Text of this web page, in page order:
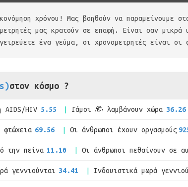
χρόνου! Μας βοηθούν να παραμείνουμε
μας κρατούν σε επαφή. Είναι σαν
ένα γεύμα, οι χρονομετρητές είναι οι
στον κόσμο ?
AIDS/HIV 5.55 Γάμοι 👰 λαμβάνουν χώρα 36.26
φτώχεια 69.56 Οι άνθρωποι έχουν οργασμούς
την πείνα 11.10 Οι άνθρωποι πεθαίνουν σε
γεννιούνται 34.41 Ινδουιστικά μωρά